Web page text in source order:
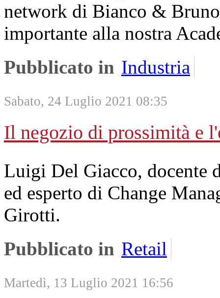
network di Bianco &
importante alla nostra
Pubblicato in Industria
Sabato, 24 Luglio 2021 08:35
Il negozio di prossimità e
Luigi Del Giacco, docente
ed esperto di Change
Girotti.
Pubblicato in Retail
Martedì, 13 Luglio 2021 16:56